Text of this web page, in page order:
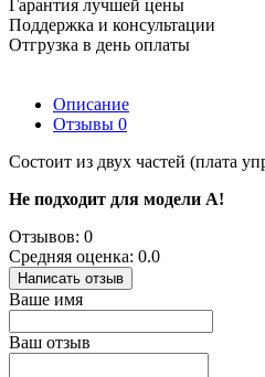
Гарантия лучшей цены
Поддержка и консультации
Отгрузка в день оплаты
Описание
Отзывы 0
Состоит из двух частей (плата
Не подходит для модели A!
Отзывов: 0
Средняя оценка: 0.0
Написать отзыв
Ваше имя
Ваш отзыв